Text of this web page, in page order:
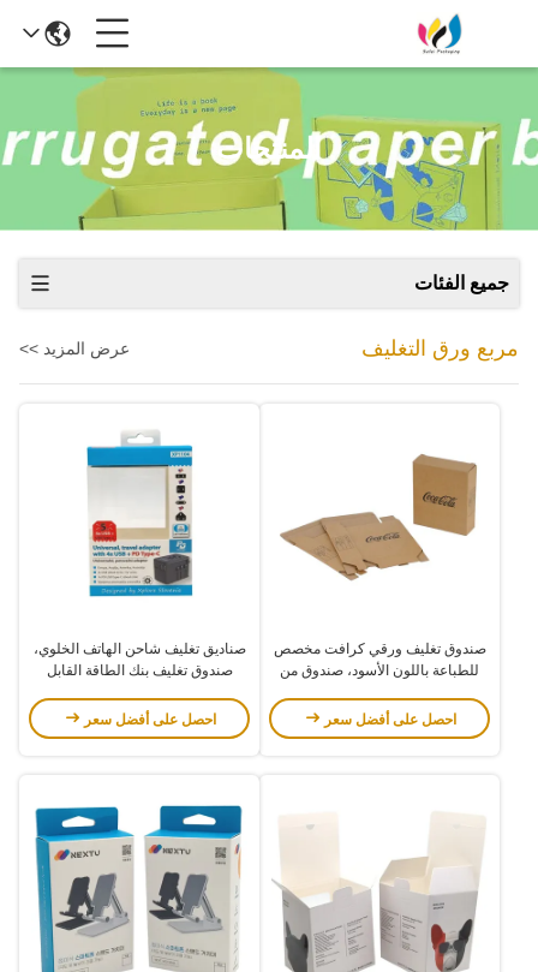
المنتجات
جميع الفئات
مربع ورق التغليف عرض المزيد >>
صندوق تغليف ورقي كرافت مخصص
للطباعة باللون الأسود، صندوق من
احصل على أفضل سعر
صناديق تغليف شاحن الهاتف الخلوي،
صندوق تغليف بنك الطاقة القابل
احصل على أفضل سعر